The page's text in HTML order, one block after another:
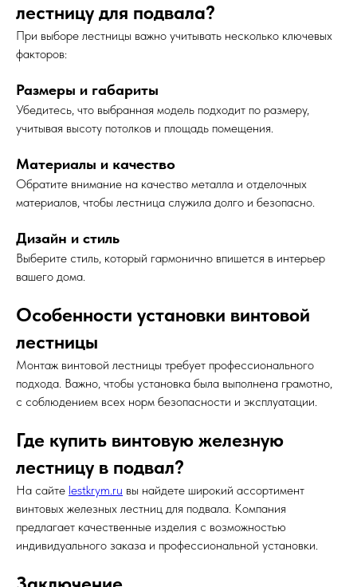
лестницу для подвала?
При выборе лестницы важно учитывать несколько ключевых
факторов:
Размеры и габариты
Убедитесь, что выбранная модель подходит по размеру,
учитывая высоту потолков и площадь помещения.
Материалы и качество
Обратите внимание на качество металла и отделочных
материалов, чтобы лестница служила долго и безопасно.
Дизайн и стиль
Выберите стиль, который гармонично впишется в интерьер
вашего дома.
Особенности установки винтовой
лестницы
Монтаж винтовой лестницы требует профессионального
подхода. Важно, чтобы установка была выполнена грамотно,
с соблюдением всех норм безопасности и эксплуатации.
Где купить винтовую железную
лестницу в подвал?
На сайте lestkrym.ru вы найдете широкий ассортимент
винтовых железных лестниц для подвала. Компания
предлагает качественные изделия с возможностью
индивидуального заказа и профессиональной установки.